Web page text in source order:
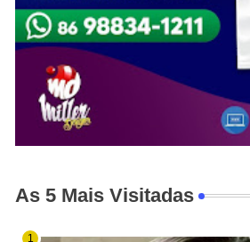
As 5 Mais Visitadas